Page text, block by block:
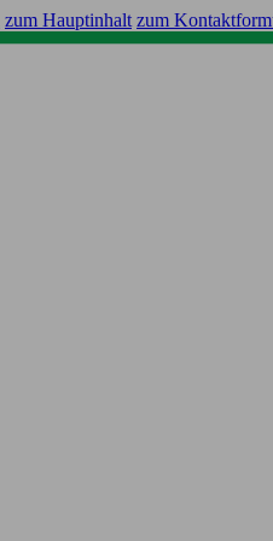
zum Hauptinhalt zum